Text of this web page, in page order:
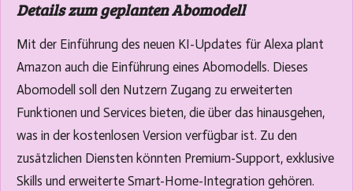
Details zum geplanten Abomodell
Mit der Einführung des neuen KI-Updates für Alexa plant
Amazon auch die Einführung eines Abomodells. Dieses
Abomodell soll den Nutzern Zugang zu erweiterten
Funktionen und Services bieten, die über das hinausgehen,
was in der kostenlosen Version verfügbar ist. Zu den
zusätzlichen Diensten könnten Premium-Support, exklusive
Skills und erweiterte Smart-Home-Integration gehören.